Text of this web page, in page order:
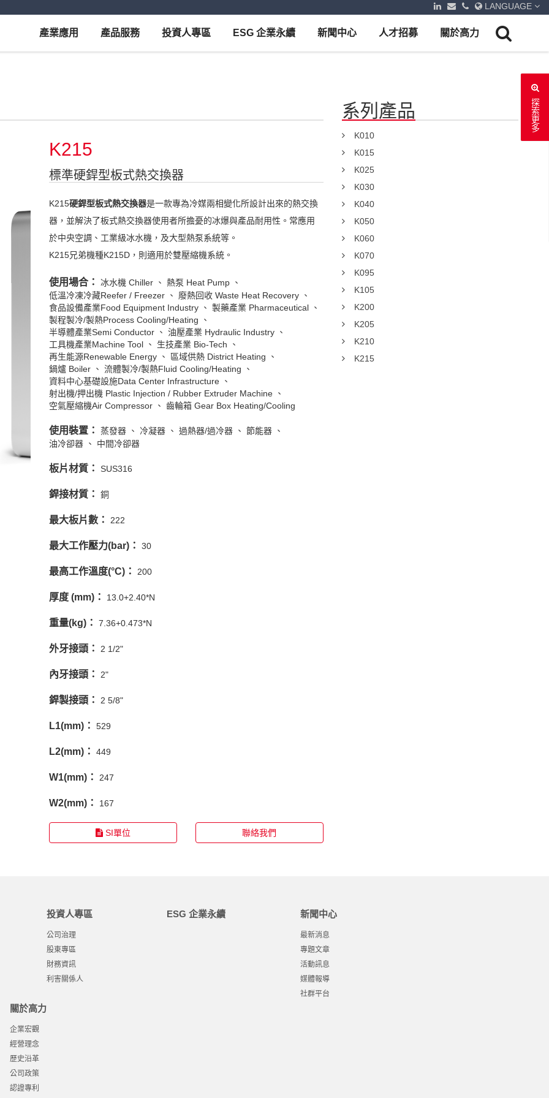
LANGUAGE
產業應用 產品服務 投資人專區 ESG 企業永續 新聞中心 人才招募 關於高力
探索更多
K215
標準硬銲型板式熱交換器
K215硬銲型板式熱交換器是一款專為冷媒兩相變化所設計出來的熱交換
器，並解決了板式熱交換器使用者所擔憂的冰爆與產品耐用性。常應用
於中央空調、工業級冰水機，及大型熱泵系統等。
K215兄弟機種K215D，則適用於雙壓縮機系統。
使用場合： 冰水機 Chiller
熱泵 Heat Pump
低溫冷凍冷藏Reefer / Freezer
廢熱回收 Waste Heat Recovery
食品設備產業Food Equipment Industry
製藥產業 Pharmaceutical
製程製冷/製熱Process Cooling/Heating
半導體產業Semi Conductor
油壓產業 Hydraulic Industry
工具機產業Machine Tool
生技產業 Bio-Tech
再生能源Renewable Energy
區域供熱 District Heating
鍋爐 Boiler
流體製冷/製熱Fluid Cooling/Heating
資料中心基礎設施Data Center Infrastructure
射出機/押出機 Plastic Injection / Rubber Extruder Machine
空氣壓縮機Air Compressor
齒輪箱 Gear Box Heating/Cooling
使用裝置： 蒸發器 冷凝器 過熱器/過冷器
節能器
油冷卻器
中間冷卻器
板片材質： SUS316
銲接材質： 銅
最大板片數： 222
最大工作壓力(bar)： 30
最高工作溫度(°C)： 200
厚度 (mm)： 13.0+2.40*N
重量(kg)： 7.36+0.473*N
外牙接頭： 2 1/2"
內牙接頭： 2"
銲製接頭： 2 5/8"
L1(mm)： 529
L2(mm)： 449
W1(mm)： 247
W2(mm)： 167
SI單位 聯絡我們
系列產品
K010
K015
K025
K030
K040
K050
K060
K070
K095
K105
K200
K205
K210
K215
投資人專區
公司治理
股東專區
財務資訊
利害關係人
ESG 企業永續 新聞中心
最新消息
專題文章
活動訊息
媒體報導
社群平台
關於高力
企業宏觀
經營理念
歷史沿革
公司政策
認證專利